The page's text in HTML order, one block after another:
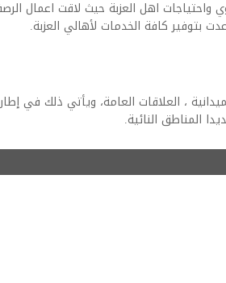
اهل العزبة حيث لاقت اعمال
بتوفير كافة الخدمات لأهالي العزبة.
، العلاقات العامة، ويأتي ذلك في
المناطق النائية.